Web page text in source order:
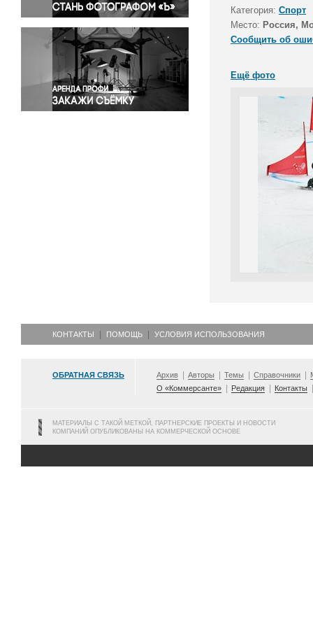
Религия
Светская жизнь
Спорт
Экология
Экономика и бизнес
Категория: Спорт
Место: Россия,
Сообщить об
Ещё фото
КОНТАКТЫ ПОМОЩЬ УСЛОВИЯ ИСПОЛЬЗОВАНИЯ
ОБРАТНАЯ СВЯЗЬ Архив Авторы Темы Справочники
О «Коммерсанте»
Редакция Контакты
МАТЕРИАЛЫ С ТАКОЙ МЕТКОЙ, ПАРТНЕРСКИЕ ПРОЕКТЫ И НОВОСТИ
КОМПАНИЙ ОПУБЛИКОВАНЫ НА КОММЕРЧЕСКОЙ ОСНОВЕ